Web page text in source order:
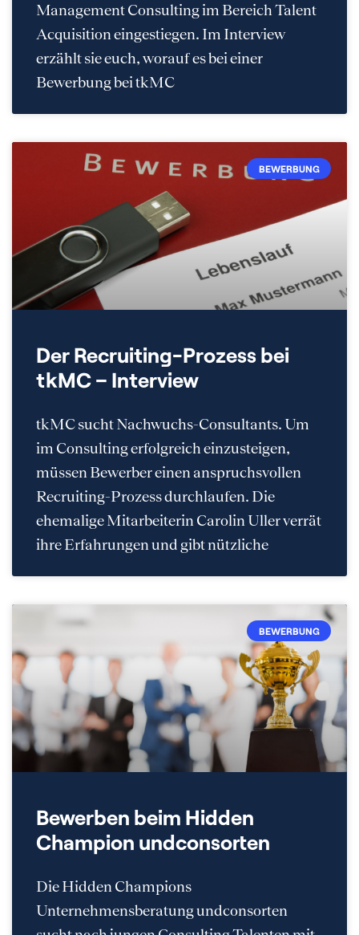
Management Consulting im Bereich Talent
Acquisition eingestiegen. Im Interview
erzählt sie euch, worauf es bei einer
Bewerbung bei tkMC
BEWERBUNG
Der Recruiting-Prozess bei
tkMC – Interview
tkMC sucht Nachwuchs-Consultants. Um
im Consulting erfolgreich einzusteigen,
müssen Bewerber einen anspruchsvollen
Recruiting-Prozess durchlaufen. Die
ehemalige Mitarbeiterin Carolin Uller verrät
ihre Erfahrungen und gibt nützliche
BEWERBUNG
Bewerben beim Hidden
Champion undconsorten
Die Hidden Champions
Unternehmensberatung undconsorten